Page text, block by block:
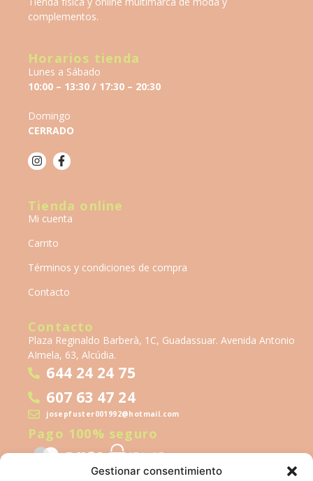
Gestionar consentimiento
complementos.
Horarios tienda
Lunes a Sábado
10:00 – 13:30 / 17:30 – 20:30
Domingo
CERRADO
Tienda online
Mi cuenta
Carrito
Términos y condiciones de compra
Contacto
Contacto
Plaza Reginaldo Barberà, 1C, Guadassuar. Avenida Antonio
AImela, 63, Alcúdia.
644 24 24 75
607 63 47 24
josepfuster001992@hotmail.com
Pago 100% seguro